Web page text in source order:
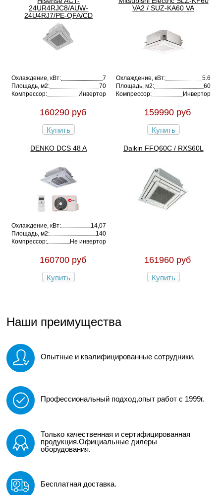
24UR4RJC8/AUW-
24U4RJ7/PE-QFA/CD
Охлаждение, кВт:
7
Площадь, м2:
70
Компрессор:
Инвертор
160290 руб
Купить
VA2 / SUZ-KA60 VA
Охлаждение, кВт:
5.6
Площадь, м2:
60
Компрессор:
Инвертор
159990 руб
Купить
DENKO DCS 48 A
Охлаждение, кВт:
14,07
Площадь, м2:
140
Компрессор:
Не инвертор
160700 руб
Купить
Daikin FFQ60C / RXS60L
161960 руб
Купить
Наши преимущества
Опытные и квалифицированные сотрудники.
Профессиональный подход,опыт работ с 1999г.
Только качественная и сертифицированная
продукция.Официальные дилеры
оборудования.
Бесплатная доставка.